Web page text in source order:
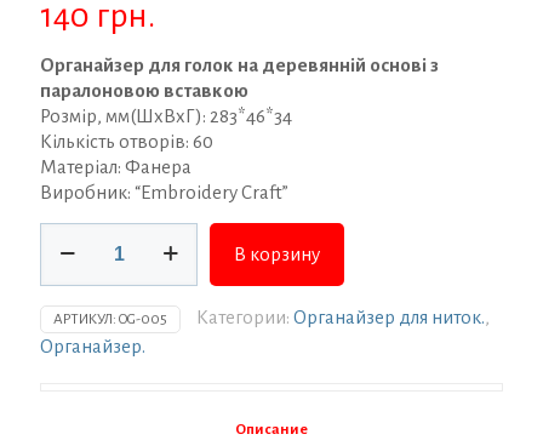
140 грн.
Органайзер для голок на деревянній основі з
паралоновою вставкою
Розмір, мм(ШхВхГ): 283*46*34
Кількість отворів: 60
Матеріал: Фанера
Виробник: “Embroidery Craft”
товара
Органайзер
для
ниток
ТМ
В корзину
АРТИКУЛ: OG-005 Категории: Органайзер для ниток.
Органайзер.
Описание